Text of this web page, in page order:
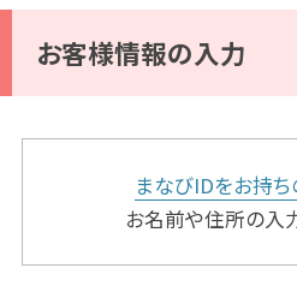
お客様情報の入力
まなびIDをお持
お名前や住所の入